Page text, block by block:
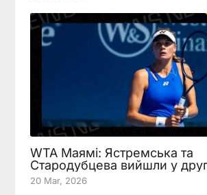
WTA Маямі: Ястремська та
Стародубцева вийшли у
20 Mar, 2026